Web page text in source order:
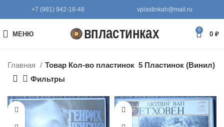
+7 (981) 942-18-48 vplastinkah@mail.ru
МЕНЮ
0
0 ₽
Главная Товар Кол-во пластинок 5 Пластинок (Винил)
Фильтры